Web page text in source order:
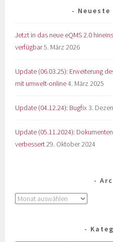
Jetzt in das neue eQMS 2.0
verfügbar5. März 2026
Update (06.03.25): Erweiterung
mit umwelt-online4. März 2025
Update (04.12.24): Bugfix3.
Update (05.11.2024):
verbessert29. Oktober 2024